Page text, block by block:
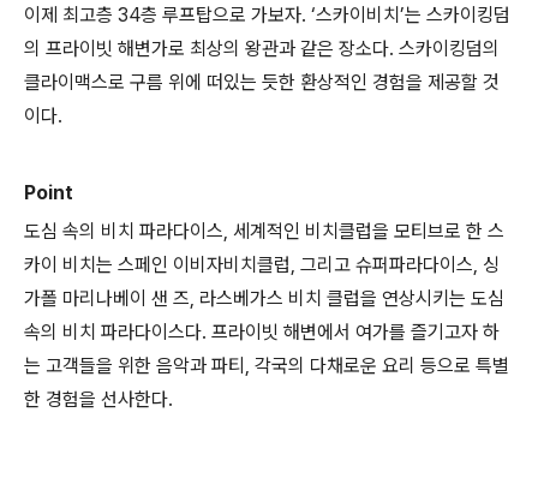
이제 최고층 34층 루프탑으로 가보자. ‘스카이비치’는 스카이킹덤
의 프라이빗 해변가로 최상의 왕관과 같은 장소다. 스카이킹덤의
클라이맥스로 구름 위에 떠있는 듯한 환상적인 경험을 제공할 것
이다.
Point
도심 속의 비치 파라다이스, 세계적인 비치클럽을 모티브로 한 스
카이 비치는 스페인 이비자비치클럽, 그리고 슈퍼파라다이스, 싱
가폴 마리나베이 샌 즈, 라스베가스 비치 클럽을 연상시키는 도심
속의 비치 파라다이스다. 프라이빗 해변에서 여가를 즐기고자 하
는 고객들을 위한 음악과 파티, 각국의 다채로운 요리 등으로 특별
한 경험을 선사한다.